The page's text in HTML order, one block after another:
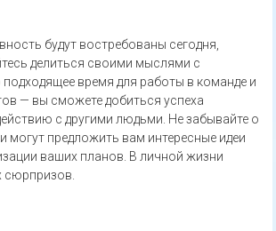
будут востребованы сегодня,
делиться своими мыслями с
время для работы в команде и
— вы сможете добиться успеха
с другими людьми. Не забывайте о
могут предложить вам интересные идеи
ваших планов. В личной жизни
сюрпризов.